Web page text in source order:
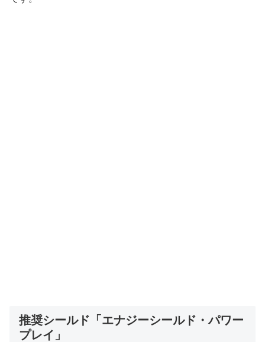
推奨シールド「エナジーシールド・パワー
プレイ」